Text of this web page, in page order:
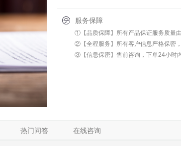
公司注册 外资公司注册 内资公司注册
经营许可证 ICP经营许可证
服务保障
①【品质保障】所有产品保证服务质量
②【全程服务】所有客户信息严格保密
③【信息保密】售前咨询，下单24小时
热门问答 在线咨询